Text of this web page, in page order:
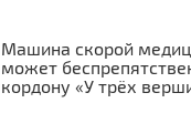
Машина скорой
может
кордону «У трёх